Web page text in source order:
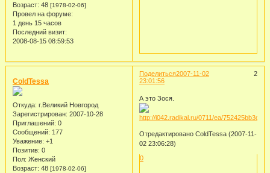
Возраст: 48 [1978-02-06]
Провел на форуме:
1 день 15 часов
Последний визит:
2008-08-15 08:59:53
Поделиться 2
2007-11-02
23:01:56
ColdTessa
Откуда: г.Великий Новгород
Зарегистрирован: 2007-10-28
Приглашений: 0
Сообщений: 177
Уважение: +1
Позитив: 0
Пол: Женский
Возраст: 48 [1978-02-06]
А это Зося.
Отредактировано ColdTessa (2007-11-
02 23:06:28)
0